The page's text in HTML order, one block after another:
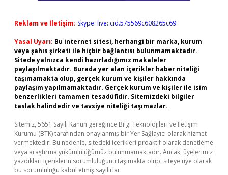
Reklam ve İletişim: Skype: live:.cid.575569c608265c69
Yasal Uyarı: Bu internet sitesi, herhangi bir marka, kurum
veya şahıs şirketi ile hiçbir bağlantısı bulunmamaktadır.
Sitede yalnızca kendi hazırladığımız makaleler
paylaşılmaktadır. Burada yer alan içerikler haber niteliği
taşımamakta olup, gerçek kurum ve kişiler hakkında
paylaşım yapılmamaktadır. Gerçek kurum ve kişiler ile isim
benzerlikleri tamamen tesadüfidir. Sitemizdeki bilgiler
taslak halindedir ve tavsiye niteliği taşımazlar.
Sitemiz, 5651 Sayılı Kanun gereğince Bilgi Teknolojileri ve İletişim
Kurumu (BTK) tarafından onaylanmış bir Yer Sağlayıcı olarak hizmet
vermektedir. Bu nedenle, sitedeki içerikleri proaktif olarak denetleme
veya araştırma yükümlülüğümüz bulunmamaktadır. Ancak, üyelerimiz
yazdıkları içeriklerin sorumluluğunu taşımakta olup, siteye üye olarak
bu sorumluluğu kabul etmiş sayılırlar.